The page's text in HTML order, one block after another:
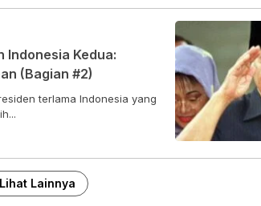
Indonesia Kedua:
(Bagian #2)
terlama Indonesia yang
Lihat Lainnya